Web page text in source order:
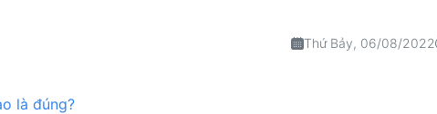
Thứ Bảy, 06/08/2022
là đúng?